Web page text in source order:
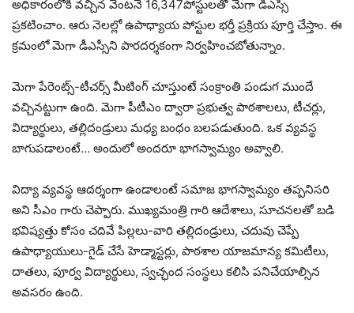
అధికారంలోకి వచ్చిన వెంటనే 16,347పోస్టులతో మెగా డీఎస్సీ
ప్రకటించాం. ఆరు నెలల్లో ఉపాధ్యాయ పోస్టుల భర్తీ ప్రక్రియ పూర్తి చేస్తాం. ఈ
క్రమంలో మెగా డీఎస్సీని పారదర్శకంగా నిర్వహించబోతున్నాం.
మెగా పేరెంట్స్-టీచర్స్ మీటింగ్ చూస్తుంటే సంక్రాంతి పండుగ ముందే
వచ్చినట్టుగా ఉంది. మెగా పీటీఎం ద్వారా ప్రభుత్వ పాఠశాలలు, టీచర్లు,
విద్యార్థులు, తల్లిదండ్రులు మధ్య బంధం బలపడుతుంది. ఒక వ్య‌వ‌స్థ
బాగుప‌డాలంటే… అందులో అందరూ భాగస్వామ్యం అవ్వాలి.
విద్యా వ్య‌వ‌స్థ ఆద‌ర్శంగా ఉండాలంటే స‌మాజ భాగ‌స్వామ్యం త‌ప్ప‌నిస‌రి
అని సీఎం గారు చెప్పారు. ముఖ్య‌మంత్రి గారి ఆదేశాలు, సూచ‌న‌ల‌తో బ‌డి
భ‌విష్య‌త్తు కోసం చ‌దివే పిల్ల‌లు-వారి త‌ల్లిదండ్రులు, చ‌దువు చెప్పే
ఉపాధ్యాయులు-గైడ్ చేసే హెడ్మాస్ట‌ర్లు, పాఠ‌శాల యాజ‌మాన్య క‌మిటీలు,
దాత‌లు, పూర్వ విద్యార్థులు, స్వ‌చ్ఛంద సంస్థ‌లు క‌లిసి ప‌నిచేయాల్సిన
అవ‌స‌రం ఉంది.